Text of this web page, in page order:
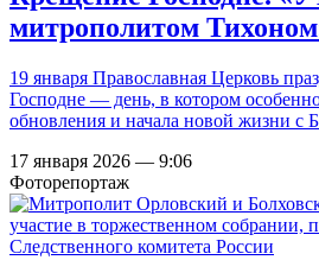
митрополитом
19 января Православная Церковь
Господне — день, в котором
обновления и начала новой жизни с
17 января 2026 — 9:06
Фоторепортаж